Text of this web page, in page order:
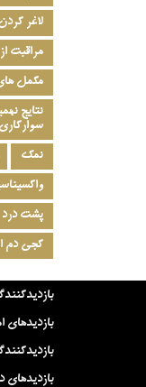
لاغر
مراقبت
مکمل
نتایج
نمک
پشت درد
کجی دم
آخرین
بازدیدهای
بازدیدهای